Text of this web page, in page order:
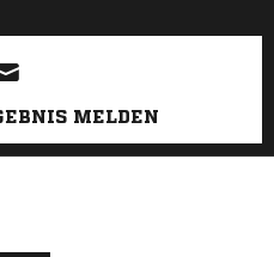
MELDEN